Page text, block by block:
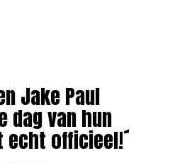
Jake Paul
dag van hun
echt officieel!´